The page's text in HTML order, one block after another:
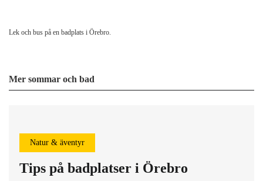
Lek och bus på en badplats i Örebro.
Mer sommar och bad
Natur & äventyr
Tips på badplatser i Örebro